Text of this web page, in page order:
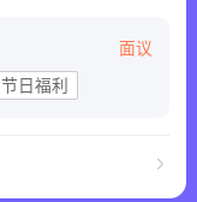
面议
节日福利